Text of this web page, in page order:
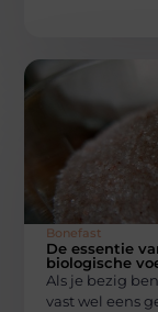
Bonefast
De essentie
biologische
Als je bezig
vast wel eens